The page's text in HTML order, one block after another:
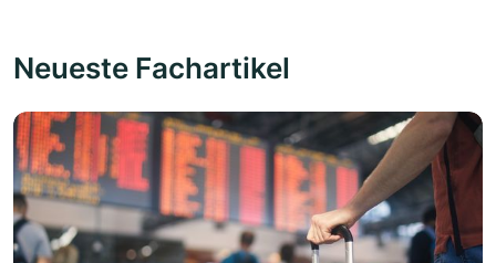
Neueste Fachartikel